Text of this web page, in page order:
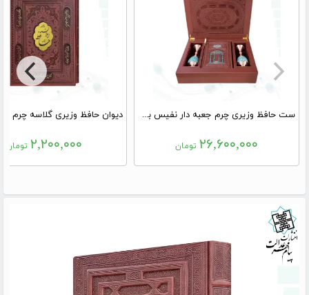
ست حافظ وزیری چرم جعبه دار نفیس به همراه 2گلدان فیروزه
۲۶,۶۰۰,۰۰۰ تومان ۲,۲۰۰,۰۰۰ تومان